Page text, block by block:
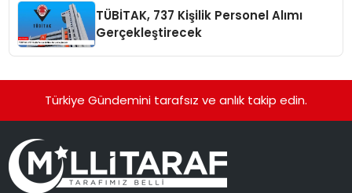
TÜBİTAK, 737 Kişilik Personel Alımı
Gerçekleştirecek
Türkiye Gündemini tarafsız ve anlık takip edin.